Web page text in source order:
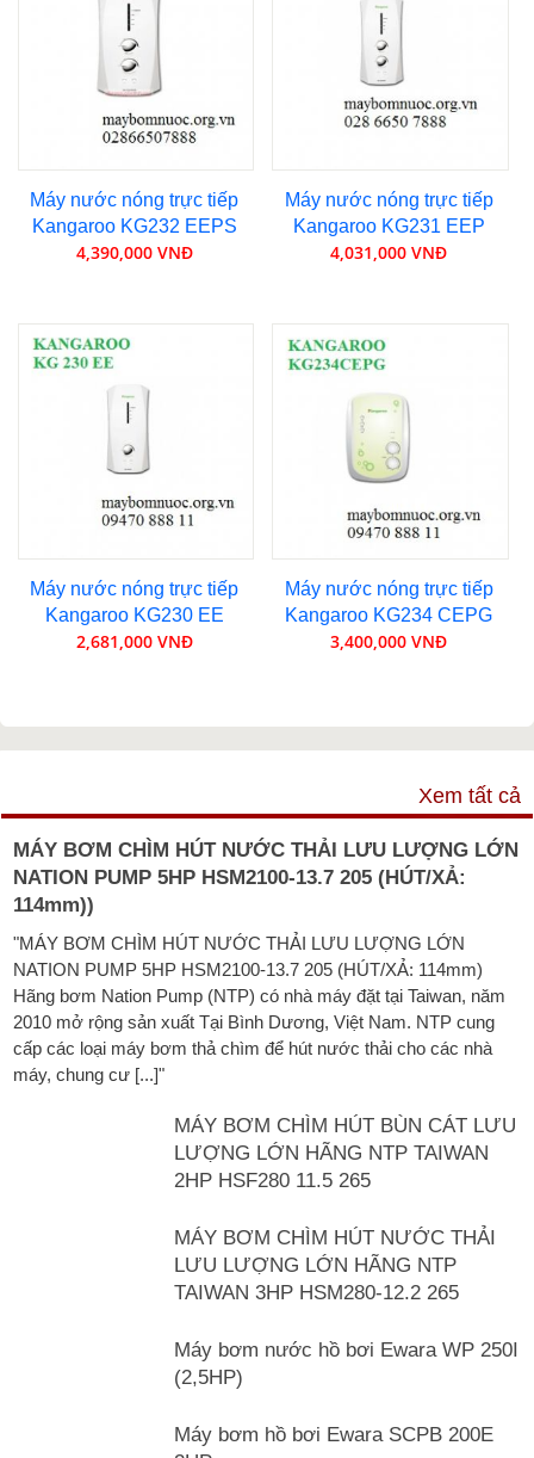
Máy nước nóng trực tiếp
Kangaroo KG232 EEPS
4,390,000 VNĐ
Máy nước nóng trực tiếp
Kangaroo KG231 EEP
4,031,000 VNĐ
Máy nước nóng trực tiếp
Kangaroo KG230 EE
2,681,000 VNĐ
Máy nước nóng trực tiếp
Kangaroo KG234 CEPG
3,400,000 VNĐ
Xem tất cả
MÁY BƠM CHÌM HÚT NƯỚC THẢI LƯU LƯỢNG LỚN
NATION PUMP 5HP HSM2100-13.7 205 (HÚT/XẢ:
114mm))
"MÁY BƠM CHÌM HÚT NƯỚC THẢI LƯU LƯỢNG LỚN
NATION PUMP 5HP HSM2100-13.7 205 (HÚT/XẢ: 114mm)
Hãng bơm Nation Pump (NTP) có nhà máy đặt tại Taiwan, năm
2010 mở rộng sản xuất Tại Bình Dương, Việt Nam. NTP cung
cấp các loại máy bơm thả chìm để hút nước thải cho các nhà
máy, chung cư [...]"
MÁY BƠM CHÌM HÚT BÙN CÁT LƯU
LƯỢNG LỚN HÃNG NTP TAIWAN
2HP HSF280 11.5 265
MÁY BƠM CHÌM HÚT NƯỚC THẢI
LƯU LƯỢNG LỚN HÃNG NTP
TAIWAN 3HP HSM280-12.2 265
Máy bơm nước hồ bơi Ewara WP 250I
(2,5HP)
Máy bơm hồ bơi Ewara SCPB 200E